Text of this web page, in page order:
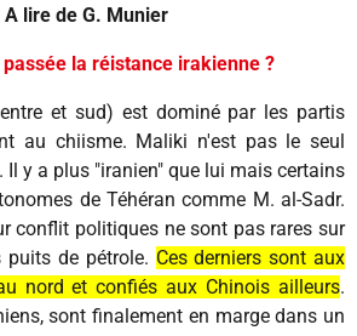
A lire de G. Munier
la réistance irakienne ?
et sud) est dominé par les partis
au chiisme. Maliki n'est pas le seul
Il y a plus "iranien" que lui mais certains
de Téhéran comme M. al-Sadr.
conflit politiques ne sont pas rares sur
de pétrole. Ces derniers sont aux
nord et confiés aux Chinois ailleurs.
sont finalement en marge dans un